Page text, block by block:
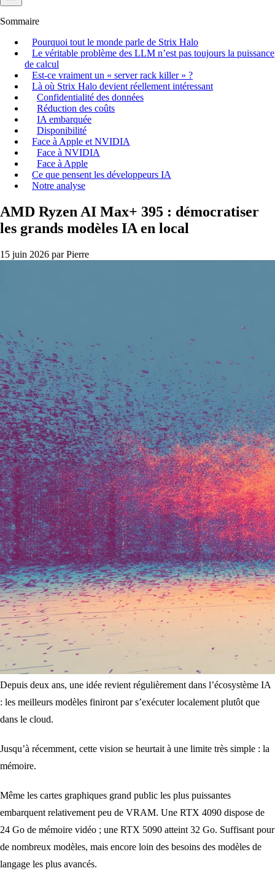
Sommaire
Pourquoi tout le monde parle de Strix Halo
Le véritable problème des LLM n’est pas toujours la puissance
de calcul
Est-ce vraiment un « server rack killer » ?
Là où Strix Halo devient réellement intéressant
Confidentialité des données
Réduction des coûts
IA embarquée
Disponibilité
Face à Apple et NVIDIA
Face à NVIDIA
Face à Apple
Ce que pensent les développeurs IA
Notre analyse
AMD Ryzen AI Max+ 395 : démocratiser
les grands modèles IA en local
15 juin 2026 par Pierre
Depuis deux ans, une idée revient régulièrement dans l’écosystème IA
: les meilleurs modèles finiront par s’exécuter localement plutôt que
dans le cloud.
Jusqu’à récemment, cette vision se heurtait à une limite très simple : la
mémoire.
Même les cartes graphiques grand public les plus puissantes
embarquent relativement peu de VRAM. Une RTX 4090 dispose de
24 Go de mémoire vidéo ; une RTX 5090 atteint 32 Go. Suffisant pour
de nombreux modèles, mais encore loin des besoins des modèles de
langage les plus avancés.